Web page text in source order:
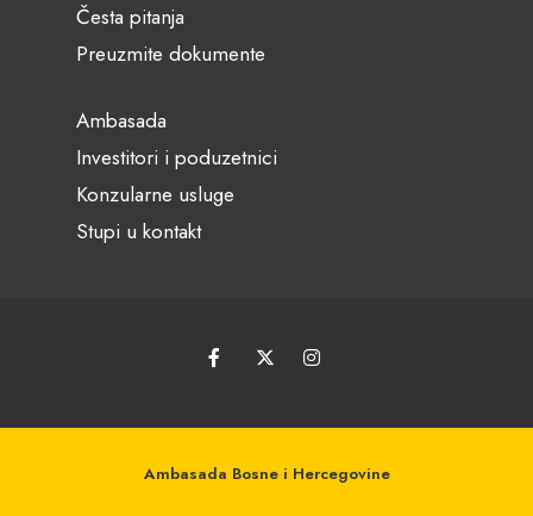
Česta pitanja
Preuzmite dokumente
Ambasada
Investitori i poduzetnici
Konzularne usluge
Stupi u kontakt
Ambasada Bosne i Hercegovine